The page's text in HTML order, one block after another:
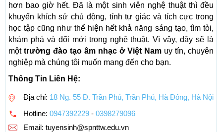
hơn bao giờ hết. Đã là một sinh viên nghệ thuật thì đều
khuyến khích sử chủ động, tính tự giác và tích cực trong
học tập cũng như thể hiện hết khả năng sáng tạo, tìm tòi,
khám phá và đổi mới trong nghệ thuật. Vì vậy, đây sẽ là
một trường đào tạo âm nhạc ở Việt Nam uy tín, chuyên
nghiệp mà chúng tôi muốn mang đến cho bạn.
Thông Tin Liên Hệ:
Địa chỉ: 18 Ng. 55 Đ. Trần Phú, Trần Phú, Hà Đông, Hà Nội
Hotline: 0947392229 - 0398279096
Email: tuyensinh@spnttw.edu.vn